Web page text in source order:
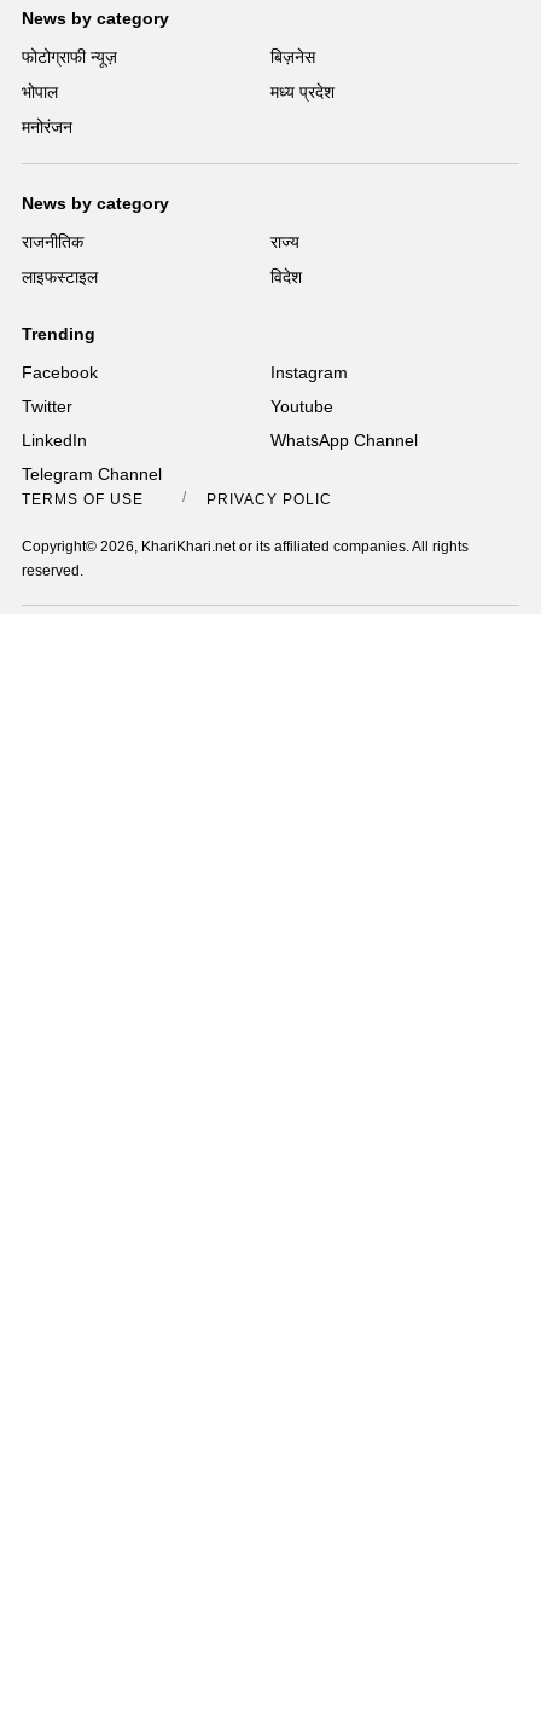
News by category
फोटोग्राफी न्यूज़
बिज़नेस
भोपाल
मध्य प्रदेश
मनोरंजन
News by category
राजनीतिक
राज्य
लाइफस्टाइल
विदेश
Trending
Facebook
Instagram
Twitter
Youtube
LinkedIn
WhatsApp Channel
Telegram Channel
TERMS OF USE PRIVACY POLICY
Copyright© 2026, KhariKhari.net or its affiliated companies. All rights
reserved.